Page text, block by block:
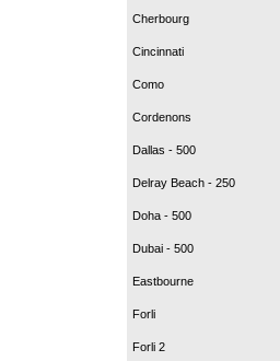
Cherbourg
Cincinnati
Como
Cordenons
Dallas - 500
Delray Beach - 250
Doha - 500
Dubai - 500
Eastbourne
Forli
Forli 2